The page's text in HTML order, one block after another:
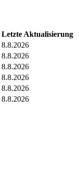
Letzte Aktualisierung
8.8.2026
8.8.2026
8.8.2026
8.8.2026
8.8.2026
8.8.2026